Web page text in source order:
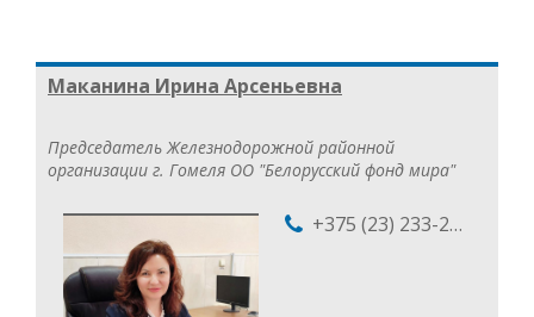
Маканина Ирина Арсеньевна
Председатель Железнодорожной районной
организации г. Гомеля ОО "Белорусский фонд мира"
+375 (23) 233-27-80